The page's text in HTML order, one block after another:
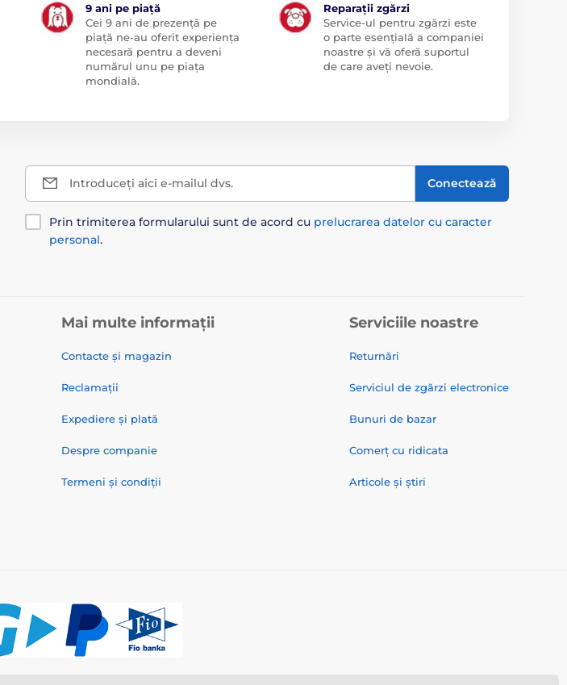
9 ani pe piață
Cei 9 ani de prezență pe
piață ne-au oferit experiența
necesară pentru a deveni
numărul unu pe piața
mondială.
Reparații zgărzi
Service-ul pentru zgărzi este
o parte esențială a companiei
noastre și vă oferă suportul
de care aveți nevoie.
Introduceți aici e-mailul dvs. Conectează
Prin trimiterea formularului sunt de acord cu prelucrarea datelor cu caracter
personal.
Mai multe informații
Contacte și magazin
Reclamații
Expediere și plată
Despre companie
Termeni și condiții
Serviciile noastre
Returnări
Serviciul de zgărzi electronice
Bunuri de bazar
Comerț cu ridicata
Articole și știri